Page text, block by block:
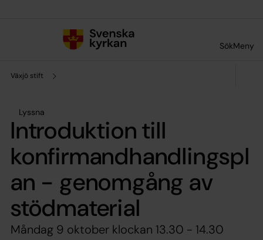
SökMeny
Växjö stift
Lyssna
Introduktion till
konfirmandhandlingspl
an - genomgång av
stödmaterial
Måndag 9 oktober klockan 13.30 - 14.30